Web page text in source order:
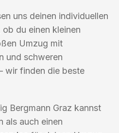
uns deinen individuellen
ob du einen kleinen
Umzug mit
und schweren
wir finden die beste
Bergmann Graz kannst
als auch einen